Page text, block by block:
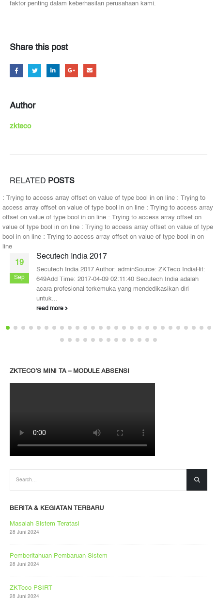
faktor penting dalam keberhasilan perusahaan kami.
Share this post
Author
zkteco
RELATED POSTS
: Trying to access array offset on value of type bool in on line : Trying to
access array offset on value of type bool in on line : Trying to access array
offset on value of type bool in on line : Trying to access array offset on
value of type bool in on line : Trying to access array offset on value of type
bool in on line : Trying to access array offset on value of type bool in on
line
19
Sep
Secutech India 2017
Secutech India 2017 Author: adminSource: ZKTeco IndiaHit:
649Add Time: 2017-04-09 02:11:40 Secutech India adalah
acara profesional terkemuka yang mendedikasikan diri
untuk...
read more
ZKTECO’S MINI TA – MODULE ABSENSI
BERITA & KEGIATAN TERBARU
Masalah Sistem Teratasi
28 Juni 2024
Pemberitahuan Pembaruan Sistem
28 Juni 2024
ZKTeco PSIRT
28 Juni 2024